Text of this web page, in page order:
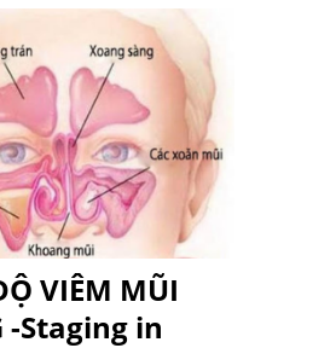
VIÊM MŨI
-Staging in